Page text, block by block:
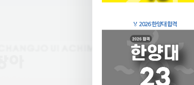
🏅 2026 한양대 합격